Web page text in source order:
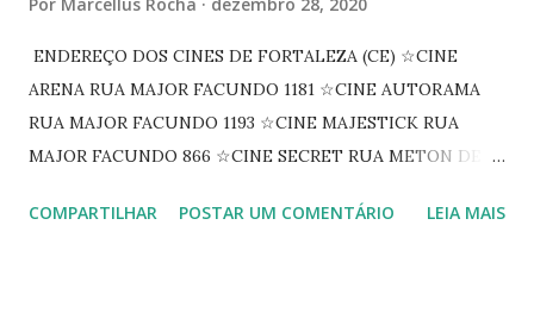
Por Marcellus Rocha dezembro 28, 2020
ENDEREÇO DOS CINES DE FORTALEZA (CE) ☆CINE
ARENA RUA MAJOR FACUNDO 1181 ☆CINE AUTORAMA
RUA MAJOR FACUNDO 1193 ☆CINE MAJESTICK RUA
MAJOR FACUNDO 866 ☆CINE SECRET RUA METON DE
PEIXOTO 1307 ☆CINE IRIS RUA FLORIANO PEIXOTO 1206
COMPARTILHAR POSTAR UM COMENTÁRIO LEIA MAIS